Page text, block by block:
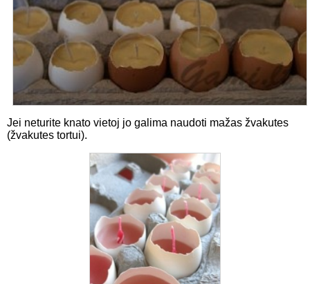
Jei neturite knato vietoj jo galima naudoti mažas žvakutes
(žvakutes tortui).